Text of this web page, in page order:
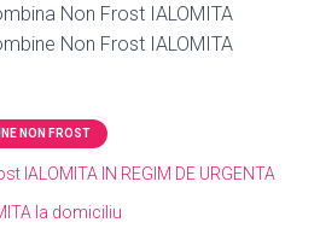
Non Frost IALOMITA
Non Frost IALOMITA
NON FROST
IALOMITA IN REGIM DE URGENTA
la domiciliu